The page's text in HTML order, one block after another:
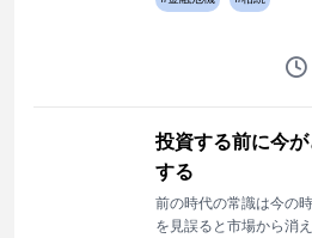
投資する前に今
する
前の時代の常識は今の
を見誤ると市場から消